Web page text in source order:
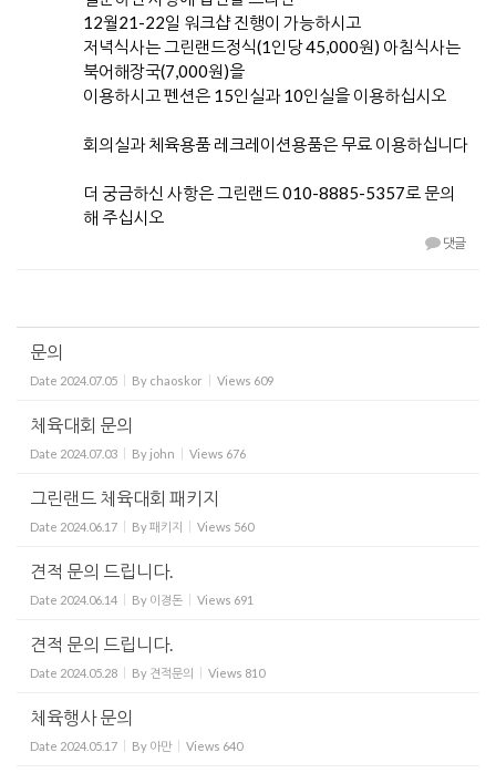
12월21-22일 워크샵 진행이 가능하시고
저녁식사는 그린랜드정식(1인당 45,000원) 아침식사는
북어해장국(7,000원)을
이용하시고 펜션은 15인실과 10인실을 이용하십시오
회의실과 체육용품 레크레이션용품은 무료 이용하십니다
더 궁금하신 사항은 그린랜드 010-8885-5357로 문의
해 주십시오
댓글
문의
Date 2024.07.05 By chaoskor Views 609
체육대회 문의
Date 2024.07.03 By john Views 676
그린랜드 체육대회 패키지
Date 2024.06.17 By패키지 Views 560
견적 문의 드립니다.
Date 2024.06.14 By 이경돈 Views 691
견적 문의 드립니다.
Date 2024.05.28 By 견적문의 Views 810
체육행사 문의
Date 2024.05.17 By 아만 Views 640